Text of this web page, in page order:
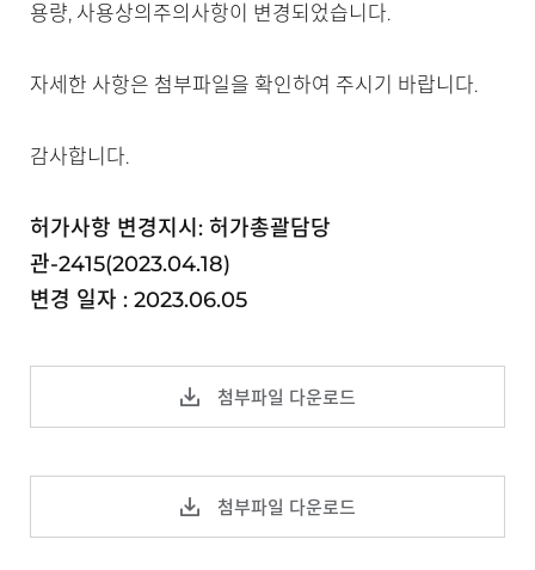
용량, 사용상의주의사항이 변경되었습니다.
자세한 사항은 첨부파일을 확인하여 주시기 바랍니다.
감사합니다.
허가사항 변경지시: 허가총괄담당
관-2415(2023.04.18)
변경 일자 : 2023.06.05
첨부파일 다운로드
첨부파일 다운로드